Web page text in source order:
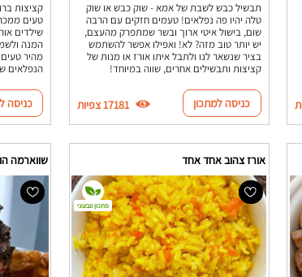
תבשיל כבש לשבת של אמא - שוק כבש או שוק
טלה יהיו פה נפלאים! טעמים חזקים עם הרבה
שום, בישול איטי ארוך ובשר שמתפרק מהעצם,
יש יותר טוב מזה? לא! ואפילו אפשר להשתמש
בציר שנשאר לנו ולתבל איתו אורז או מנות של
קציצות ותבשילים אחרים, שווה במיוחד!
כניסה למתכון 17181 צפיות
קציצות
טעים
שילדים
המנה
מהיר
הנפלאים
כניסה
אורז צהוב אחד אחד
מתכון טבעוני
שווארמה